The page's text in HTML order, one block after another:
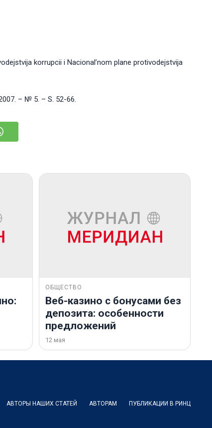
korrupcii i Nacional’nom plane protivodejstvija
– № 5. – S. 52-66.
ОБЩЕСТВО
Веб-казино с бонусами без
депозита: особенности
предложений
12 мая
АВТОРЫ НАШИХ СТАТЕЙ АВТОРАМ ПУБЛИКАЦИИ В РИНЦ